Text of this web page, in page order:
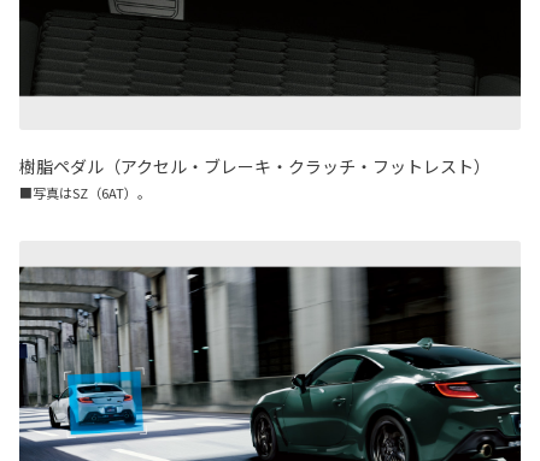
樹脂ペダル（アクセル・ブレーキ・クラッチ・フットレスト）
■写真はSZ（6AT）。